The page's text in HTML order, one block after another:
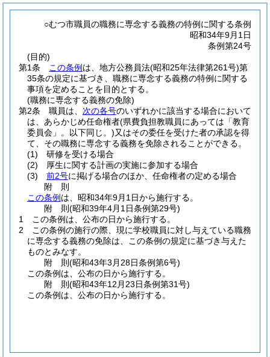
○むつ市職員の職務に専念する義務の特例に関する条例
昭和34年9月1日
条例第24号
(目的)
第1条
この条例 は、地方公務員法(昭和25年法律第261号)第
35条の規定に基づき、職務に専念する義務の特例に関する
事項を定めることを目的とする。
(職務に専念する義務の免除)
第2条
職員は、 次の各号のいずれかに該当する場合において
は、あらかじめ任命権者(県費負担教職員にあっては「教育
委員会」。以下同じ。)又はその委任を受けた者の承認を得
て、その職務に専念する義務を免除されることができる。
(1)
研修を受ける場合
(2)
厚生に関する計画の実施に参加する場合
(3)
前2号に掲げる場合のほか、任命権者の定める場合
附 則
この条例 は、昭和34年9月1日から施行する。
附 則(昭和39年4月1日条例第29号)
1
この条例は、公布の日から施行する。
2
この条例の施行の際、現に学校職員に対し与えている職務
に専念する義務の免除は、この条例の規定に基づき与えた
ものとみなす。
附 則(昭和43年3月28日条例第6号)
この条例は、公布の日から施行する。
附 則(昭和43年12月23日条例第31号)
この条例は、公布の日から施行する。